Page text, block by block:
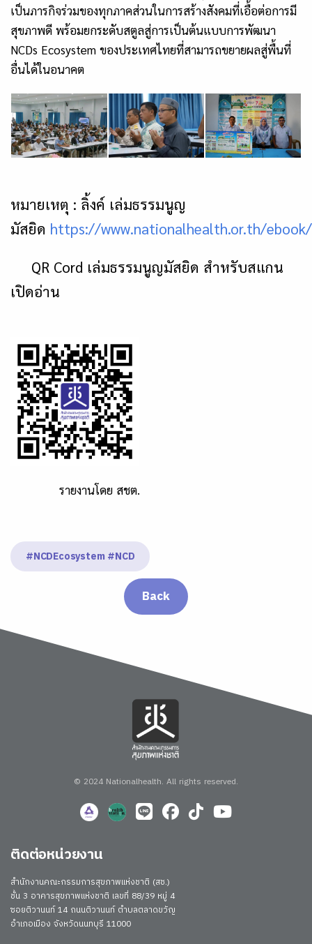
เป็นภารกิจร่วมของทุกภาคส่วนในการสร้างสังคมที่เอื้อต่อการมี
สุขภาพดี พร้อมยกระดับสตูลสู่การเป็นต้นแบบการพัฒนา
NCDs Ecosystem ของประเทศไทยที่สามารถขยายผลสู่พื้นที่
อื่นได้ในอนาคต
หมายเหตุ : ลิ้งค์ เล่มธรรมนูญ
มัสยิด https://www.nationalhealth.or.th/
QR Cord เล่มธรรมนูญมัสยิด สำหรับสแกน
เปิดอ่าน
รายงานโดย สชต.
#NCDEcosystem #NCD
Back
© 2024 Nationalhealth. All rights reserved.
ติดต่อหน่วยงาน
สำนักงานคณะกรรมการสุขภาพแห่งชาติ (สช.)
ชั้น 3 อาคารสุขภาพแห่งชาติ เลขที่ 88/39 หมู่ 4
ซอยติวานนท์ 14 ถนนติวานนท์ ตำบลตลาดขวัญ
อำเภอเมือง จังหวัดนนทบุรี 11000